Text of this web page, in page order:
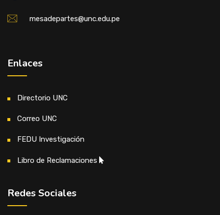
mesadepartes@unc.edu.pe
Enlaces
Directorio UNC
Correo UNC
FEDU Investigación
Libro de Reclamaciones
Redes Sociales